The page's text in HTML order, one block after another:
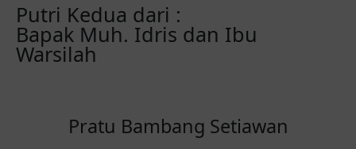
Putri Kedua dari :
Bapak Muh. Idris dan Ibu
Warsilah
Pratu Bambang Setiawan